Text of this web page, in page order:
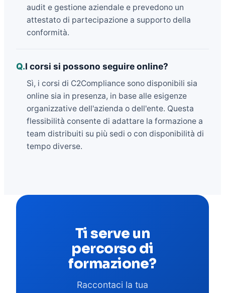
audit e gestione aziendale e prevedono un
attestato di partecipazione a supporto della
conformità.
Q.I corsi si possono seguire online?
Sì, i corsi di C2Compliance sono disponibili sia
online sia in presenza, in base alle esigenze
organizzative dell'azienda o dell'ente. Questa
flessibilità consente di adattare la formazione a
team distribuiti su più sedi o con disponibilità di
tempo diverse.
Ti serve un
percorso di
formazione?
Raccontaci la tua